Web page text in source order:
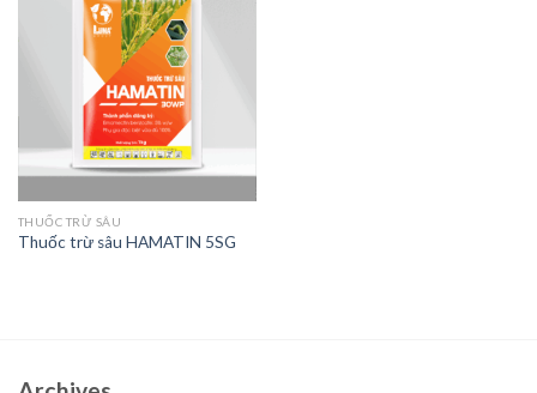
THUỐC TRỪ SÂU
Thuốc trừ sâu HAMATIN 5SG